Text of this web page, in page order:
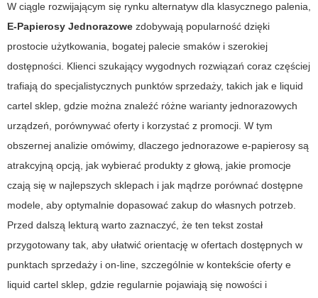
W ciągle rozwijającym się rynku alternatyw dla klasycznego palenia,
E-Papierosy Jednorazowe zdobywają popularność dzięki
prostocie użytkowania, bogatej palecie smaków i szerokiej
dostępności. Klienci szukający wygodnych rozwiązań coraz częściej
trafiają do specjalistycznych punktów sprzedaży, takich jak e liquid
cartel sklep, gdzie można znaleźć różne warianty jednorazowych
urządzeń, porównywać oferty i korzystać z promocji. W tym
obszernej analizie omówimy, dlaczego jednorazowe e-papierosy są
atrakcyjną opcją, jak wybierać produkty z głową, jakie promocje
czają się w najlepszych sklepach i jak mądrze porównać dostępne
modele, aby optymalnie dopasować zakup do własnych potrzeb.
Przed dalszą lekturą warto zaznaczyć, że ten tekst został
przygotowany tak, aby ułatwić orientację w ofertach dostępnych w
punktach sprzedaży i on-line, szczególnie w kontekście oferty e
liquid cartel sklep, gdzie regularnie pojawiają się nowości i